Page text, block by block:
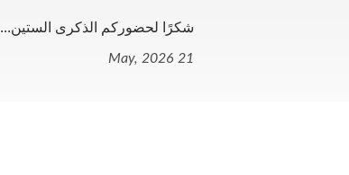
شكرًا لحضوركم الذكرى الستين...
21 May, 2026